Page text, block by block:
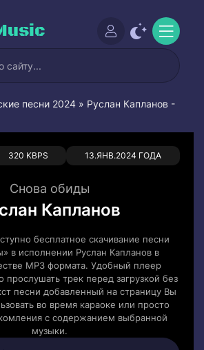
песни 2024 » Руслан Капланов -
320 KBPS 13.ЯНВ.2024 ГОДА
0 0
Снова обиды
Капланов
бесплатное скачивание песни
в исполнении Руслан Капланов в
MP3 формата. Удобный плеер
прослушать трек перед загрузкой без
песни добавленный на страницу Вы
во время караоке или просто
с содержанием выбранной
музыки.